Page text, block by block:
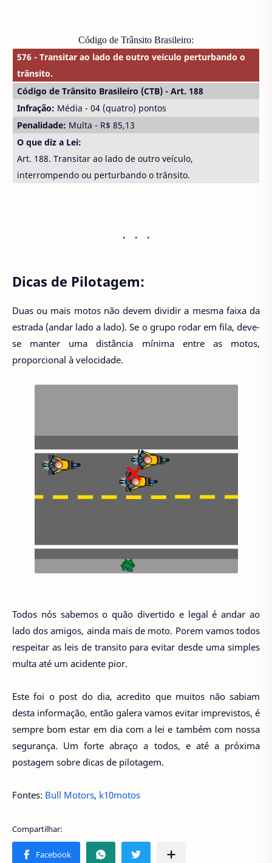
Código de Trânsito Brasileiro:
576 - Transitar ao lado de outro veículo perturbando o
trânsito.
Código de Trânsito Brasileiro (CTB) - Art. 188
Infração: Média - 04 (quatro) pontos
Penalidade: Multa - R$ 85,13
O que diz a Lei:
Art. 188. Transitar ao lado de outro veículo,
interrompendo ou perturbando o trânsito.
Dicas de Pilotagem:
Duas ou mais motos não devem dividir a mesma faixa da
estrada (andar lado a lado). Se o grupo rodar em fila, deve-
se manter uma distância mínima entre as motos,
proporcional à velocidade.
Todos nós sabemos o quão divertido e legal é andar ao
lado dos amigos, ainda mais de moto. Porem vamos todos
respeitar as leis de transito para evitar desde uma simples
multa até um acidente pior.
Este foi o post do dia, acredito que muitos não sabiam
desta informação, então galera vamos evitar imprevistos, é
sempre bom estar em dia com a lei e também com nossa
segurança. Um forte abraço a todos, e até a próxima
postagem sobre dicas de pilotagem.
Fontes: Bull Motors, k10motos